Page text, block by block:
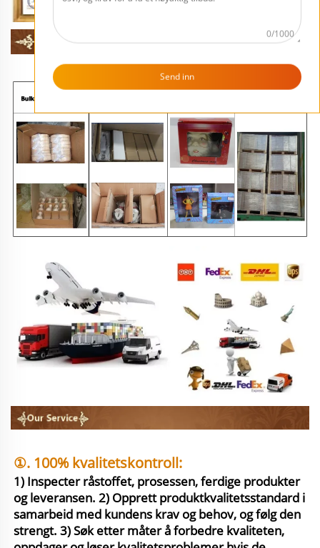
①. 100% kvalitetskontroll:
1) Inspecter råstoffet, prosessen, ferdige produkter
og leveransen. 2) Opprett produktkvalitetsstandard i
samarbeid med kundens krav og behov, og følg den
strengt. 3) Søk etter måter å forbedre kvaliteten,
0/1000
Send inn